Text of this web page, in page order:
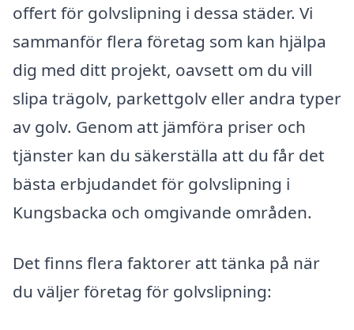
offert för golvslipning i dessa städer. Vi
sammanför flera företag som kan hjälpa
dig med ditt projekt, oavsett om du vill
slipa trägolv, parkettgolv eller andra typer
av golv. Genom att jämföra priser och
tjänster kan du säkerställa att du får det
bästa erbjudandet för golvslipning i
Kungsbacka och omgivande områden.
Det finns flera faktorer att tänka på när
du väljer företag för golvslipning: